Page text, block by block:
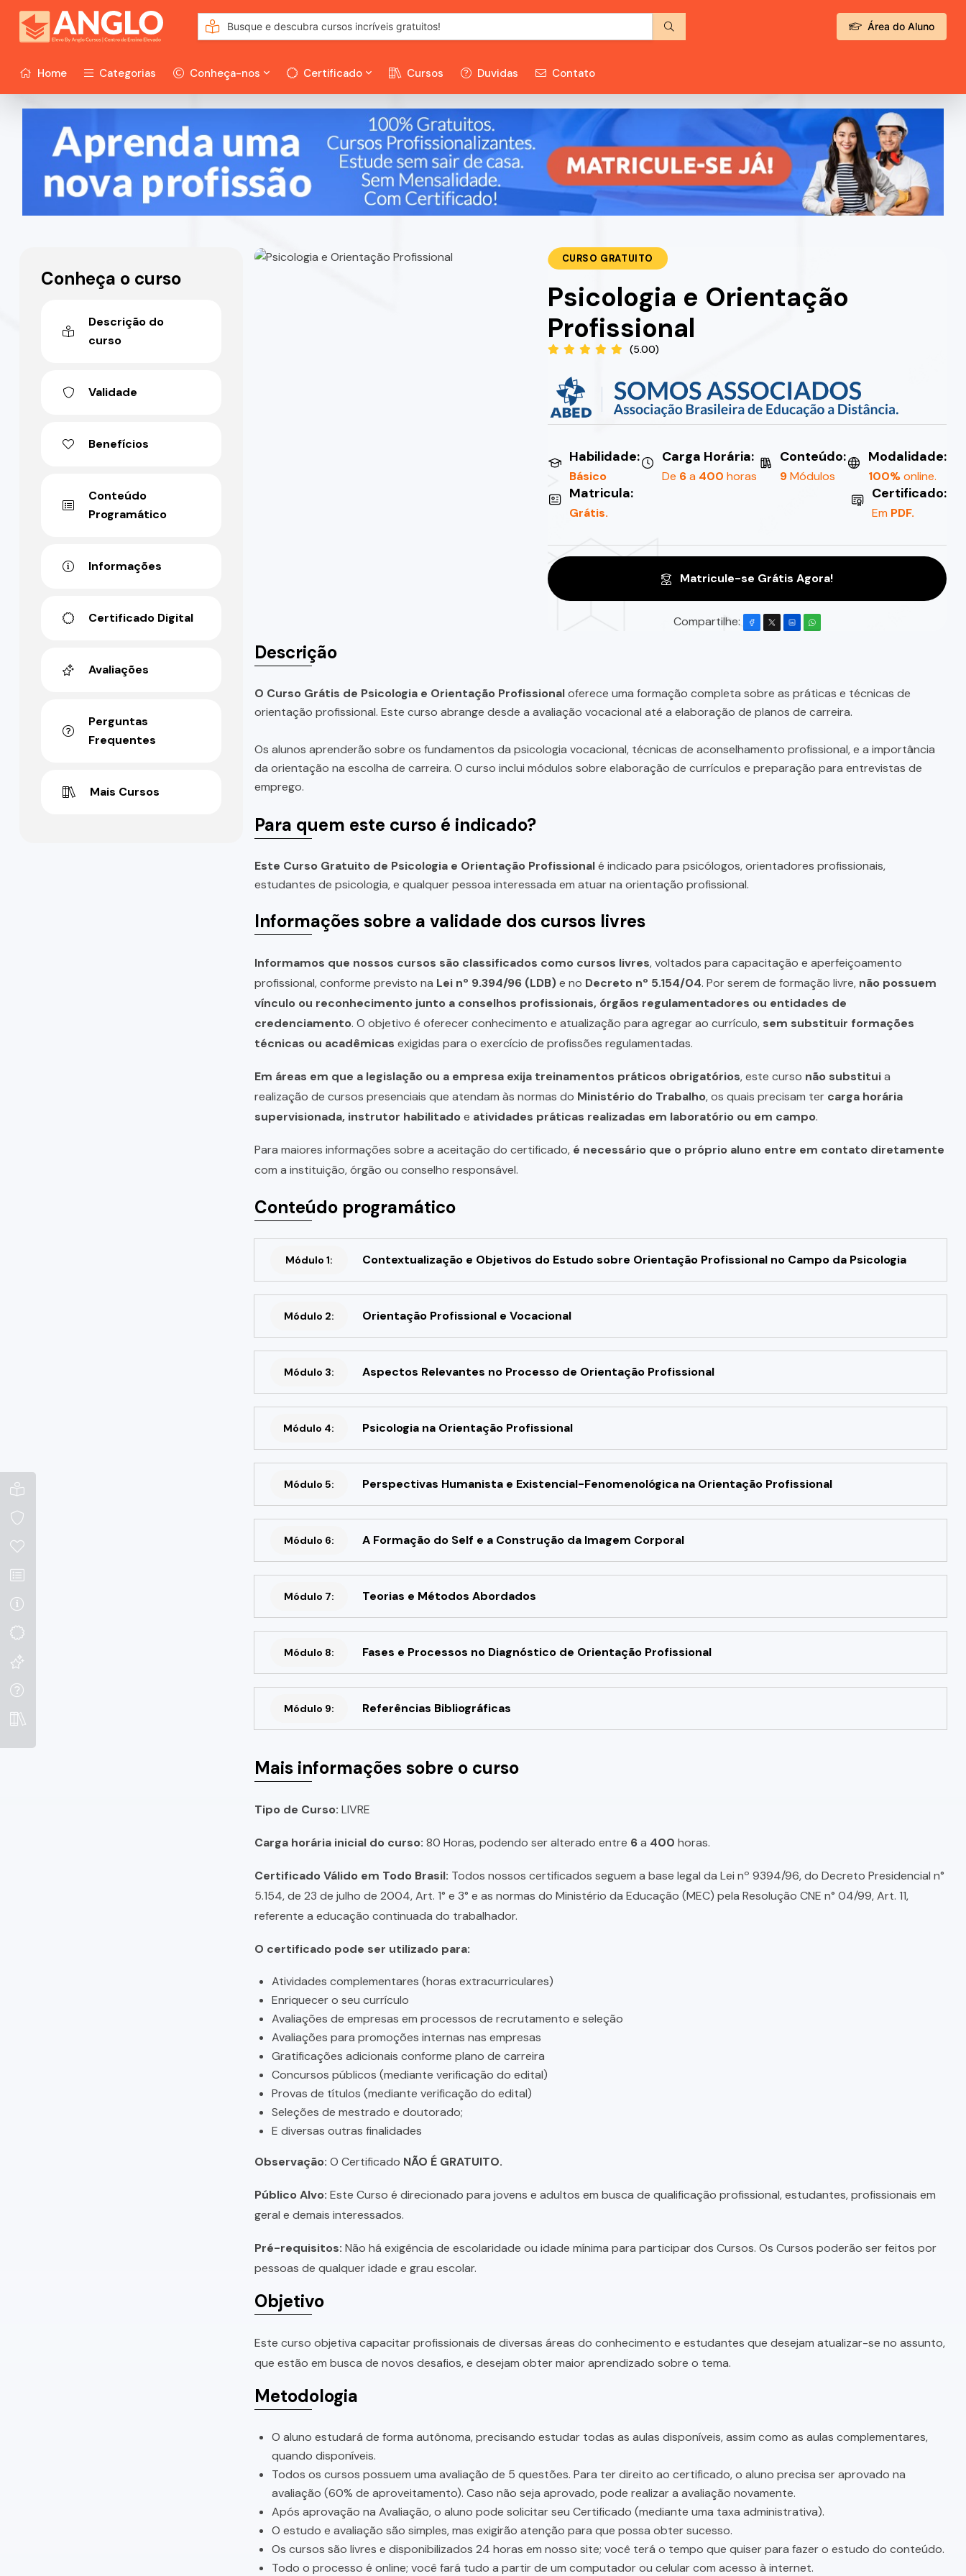
Área do Aluno
Home Categorias Conheça-nos Certificado Cursos Duvidas Contato
CURSO GRATUITO
Psicologia e Orientação
Profissional
(5.00)
Habilidade:
Básico
Carga Horária:
De 6a 400 horas
Conteúdo:
9Módulos
Modalidade:
100%online.
Matricula:
Grátis.
Certificado:
Em PDF.
Matricule-se Grátis Agora!
Compartilhe:
Descrição
O Curso Grátis de Psicologia e Orientação Profissionaloferece uma formação completa sobre as práticas e técnicas de
orientação profissional. Este curso abrange desde a avaliação vocacional até a elaboração de planos de carreira.
Os alunos aprenderão sobre os fundamentos da psicologia vocacional, técnicas de aconselhamento profissional, e a importância
da orientação na escolha de carreira. O curso inclui módulos sobre elaboração de currículos e preparação para entrevistas de
emprego.
Para quem este curso é indicado?
Este Curso Gratuito de Psicologia e Orientação Profissionalé indicado para psicólogos, orientadores profissionais,
estudantes de psicologia, e qualquer pessoa interessada em atuar na orientação profissional.
Informações sobre a validade dos cursos livres
Informamos que nossos cursos são classificados como cursos livres, voltados para capacitação e aperfeiçoamento
profissional, conforme previsto na Lei nº 9.394/96 (LDB)e no Decreto nº 5.154/04. Por serem de formação livre, não possuem
vínculo ou reconhecimento junto a conselhos profissionais, órgãos regulamentadores ou entidades de
credenciamento. O objetivo é oferecer conhecimento e atualização para agregar ao currículo, sem substituir formações
técnicas ou acadêmicas exigidas para o exercício de profissões regulamentadas.
Em áreas em que a legislação ou a empresa exija treinamentos práticos obrigatórios, este curso não substituia
realização de cursos presenciais que atendam às normas do Ministério do Trabalho, os quais precisam ter carga horária
supervisionada, instrutor habilitadoe atividades práticas realizadas em laboratório ou em campo.
Para maiores informações sobre a aceitação do certificado, é necessário que o próprio aluno entre em contato diretamente
com a instituição, órgão ou conselho responsável.
Conteúdo programático
Módulo 1: Contextualização e Objetivos do Estudo sobre Orientação Profissional no Campo da Psicologia
Módulo 2: Orientação Profissional e Vocacional
Módulo 3: Aspectos Relevantes no Processo de Orientação Profissional
Módulo 4: Psicologia na Orientação Profissional
Módulo 5: Perspectivas Humanista e Existencial-Fenomenológica na Orientação Profissional
Módulo 6: A Formação do Self e a Construção da Imagem Corporal
Módulo 7: Teorias e Métodos Abordados
Módulo 8: Fases e Processos no Diagnóstico de Orientação Profissional
Módulo 9: Referências Bibliográficas
Mais informações sobre o curso
Tipo de Curso: LIVRE
Carga horária inicial do curso: 80 Horas, podendo ser alterado entre 6a 400 horas.
Certificado Válido em Todo Brasil: Todos nossos certificados seguem a base legal da Lei nº 9394/96, do Decreto Presidencial n°
5.154, de 23 de julho de 2004, Art. 1° e 3° e as normas do Ministério da Educação (MEC) pela Resolução CNE n° 04/99, Art. 11,
referente a educação continuada do trabalhador.
O certificado pode ser utilizado para:
Atividades complementares (horas extracurriculares)
Enriquecer o seu currículo
Avaliações de empresas em processos de recrutamento e seleção
Avaliações para promoções internas nas empresas
Gratificações adicionais conforme plano de carreira
Concursos públicos (mediante verificação do edital)
Provas de títulos (mediante verificação do edital)
Seleções de mestrado e doutorado;
E diversas outras finalidades
Observação: O Certificado NÃO É GRATUITO.
Público Alvo: Este Curso é direcionado para jovens e adultos em busca de qualificação profissional, estudantes, profissionais em
geral e demais interessados.
Pré-requisitos: Não há exigência de escolaridade ou idade mínima para participar dos Cursos. Os Cursos poderão ser feitos por
pessoas de qualquer idade e grau escolar.
Objetivo
Este curso objetiva capacitar profissionais de diversas áreas do conhecimento e estudantes que desejam atualizar-se no assunto,
que estão em busca de novos desafios, e desejam obter maior aprendizado sobre o tema.
Metodologia
O aluno estudará de forma autônoma, precisando estudar todas as aulas disponíveis, assim como as aulas complementares,
quando disponíveis.
Todos os cursos possuem uma avaliação de 5 questões. Para ter direito ao certificado, o aluno precisa ser aprovado na
avaliação (60% de aproveitamento). Caso não seja aprovado, pode realizar a avaliação novamente.
Após aprovação na Avaliação, o aluno pode solicitar seu Certificado (mediante uma taxa administrativa).
O estudo e avaliação são simples, mas exigirão atenção para que possa obter sucesso.
Os cursos são livres e disponibilizados 24 horas em nosso site; você terá o tempo que quiser para fazer o estudo do conteúdo.
Todo o processo é online; você fará tudo a partir de um computador ou celular com acesso à internet.
Conheça o curso
Descrição do
curso
Validade
Benefícios
Conteúdo
Programático
Informações
Certificado Digital
Avaliações
Perguntas
Frequentes
Mais Cursos